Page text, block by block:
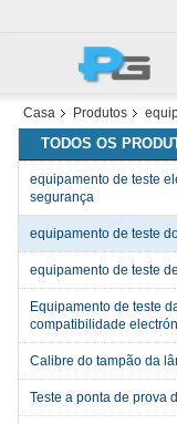
Casa Produtos
TODOS OS
equipamento de teste
segurança
equipamento de teste
equipamento de teste
Equipamento de teste
compatibilidade
Calibre do tampão da
Teste a ponta de prova